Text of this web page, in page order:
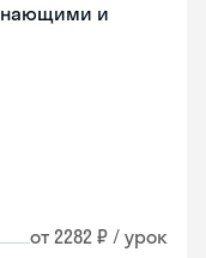
и
от 2282 ₽ / урок